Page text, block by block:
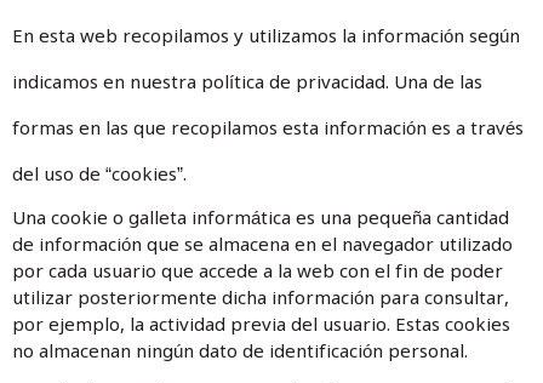
En esta web recopilamos y utilizamos la información según
indicamos en nuestra política de privacidad. Una de las
formas en las que recopilamos esta información es a través
del uso de “cookies”.
Una cookie o galleta informática es una pequeña cantidad
de información que se almacena en el navegador utilizado
por cada usuario que accede a la web con el fin de poder
utilizar posteriormente dicha información para consultar,
por ejemplo, la actividad previa del usuario. Estas cookies
no almacenan ningún dato de identificación personal.